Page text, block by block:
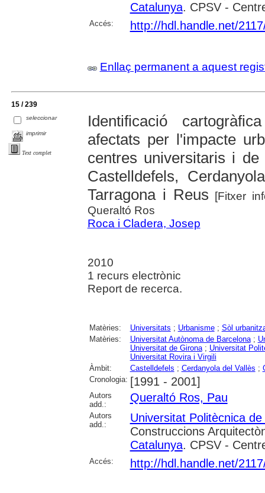
Catalunya. CPSV -
Accés: http://hdl.handle.net/
Enllaç permanent a aquest
15 / 239
seleccionar
imprimir
Text complet
Identificació
afectats per l'impacte
centres universitaris i
Castelldefels,
Tarragona i Reus [Fitxer
Queraltó Ros
Roca i Cladera, Josep
2010
1 recurs electrònic
Report de recerca.
Matèries: Universitats ; Urbanisme; Sòl
Matèries:
Universitat Autònoma de Barcelona;
Universitat de Girona; Universitat
Universitat Rovira i Virgili
Àmbit:
Castelldefels ; Cerdanyola del Vallès ;
Cronologia: [1991 - 2001]
Autors
add.:
Queraltó Ros, Pau
Autors
add.:
Universitat Politècnica
Construccions
Catalunya. CPSV -
Accés: http://hdl.handle.net/